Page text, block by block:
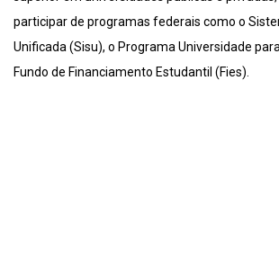
participar de programas federais como o
Unificada (Sisu), o Programa Universidade
Fundo de Financiamento Estudantil (Fies).